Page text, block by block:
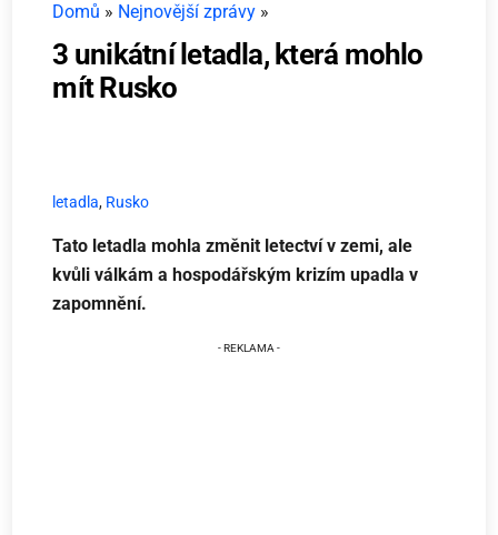
Domů » Nejnovější zprávy »
3 unikátní letadla, která mohlo
mít Rusko
letadla, Rusko
Tato letadla mohla změnit letectví v zemi, ale
kvůli válkám a hospodářským krizím upadla v
zapomnění.